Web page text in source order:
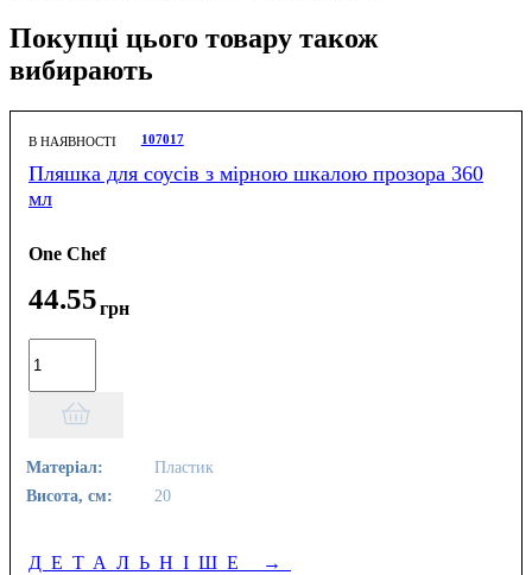
Покупці цього товару також
вибирають
В НАЯВНОСТІ 107017
Пляшка для соусів з мірною шкалою прозора 360
мл
One Chef
44.55грн
Матеріал:
Пластик
Висота, см:
20
ДЕТАЛЬНІШЕ →